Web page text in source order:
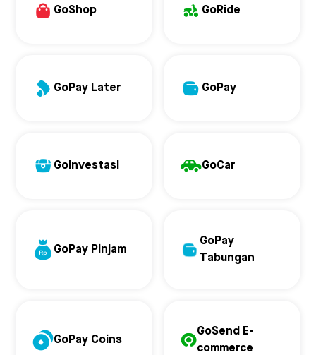
GoShop GoRide
GoPay Later GoPay
GoInvestasi GoCar
GoPay Pinjam
GoPay
Tabungan
GoPay Coins
GoSend E-
commerce